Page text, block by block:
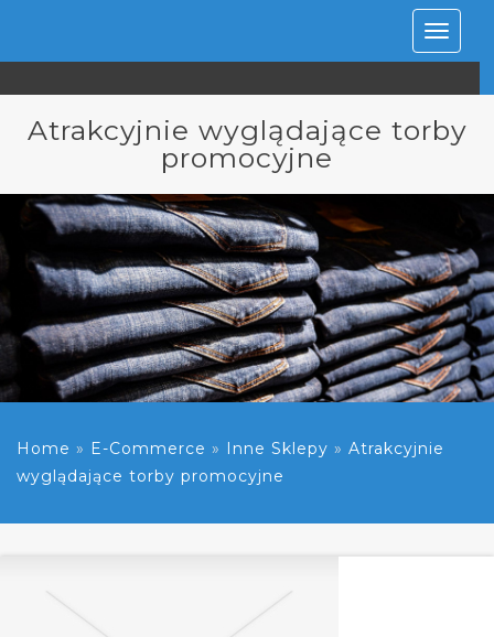
Rozwiń
Atrakcyjnie wyglądające torby
promocyjne
Home » E-Commerce » Inne Sklepy » Atrakcyjnie
wyglądające torby promocyjne